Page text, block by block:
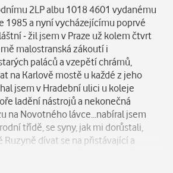
2LP albu 1018 4601 vydanému
1985 a nyní vycházejícímu poprvé
- žil jsem v Praze už kolem čtvrt
malostranská zákoutí i
paláců a vzepětí chrámů,
na Karlově mostě u každé z jeho
jsem v Hradební ulici u koleje
ladění nástrojů a nekonečná
na Novotného lávce...nabíral jsem
třídě, se syny, jak mi dorůstali,
dívat se na přistávající a
jsem s nimi Stromovkou či
lesem anebo parkem v